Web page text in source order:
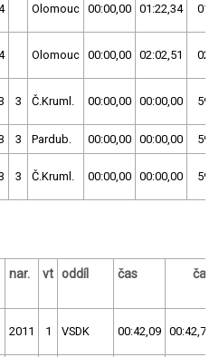
Olomouc 00:00,00 01:22,34
Olomouc 00:00,00 02:02,51
3 Č.Kruml. 00:00,00 00:00,00
3 Pardub. 00:00,00 00:00,00
3 Č.Kruml. 00:00,00 00:00,00
nar. vt oddíl čas čas
2011 1 VSDK 00:42,09 00:42,78